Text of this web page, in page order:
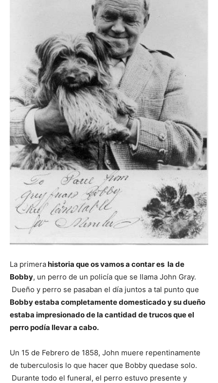
Perros
–
Fotos
de
Cachorros
La primerahistoria que os vamos a contar es la de
Bobby, un perro de un policía que se llama John Gray.
Dueño y perro se pasaban el día juntos a tal punto que
Bobby estaba completamente domesticado y su dueño
estaba impresionado de la cantidad de trucos que el
perro podía llevar a cabo.
Un 15 de Febrero de 1858, John muere repentinamente
de tuberculosis lo que hacer que Bobby quedase solo.
Durante todo el funeral, el perro estuvo presente y